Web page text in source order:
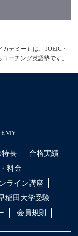
カデミー）は、TOEIC・
ーチング英語塾です。
特長
合格実績
料金
ライン講座
稲田大学受験
会員規則